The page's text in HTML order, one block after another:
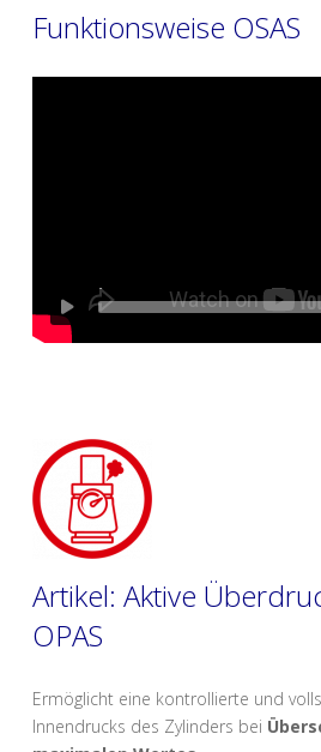
Funktionsweise OSAS
Artikel: Aktive
OPAS
Ermöglicht eine kontrollierte und
Innendrucks des Zylinders bei